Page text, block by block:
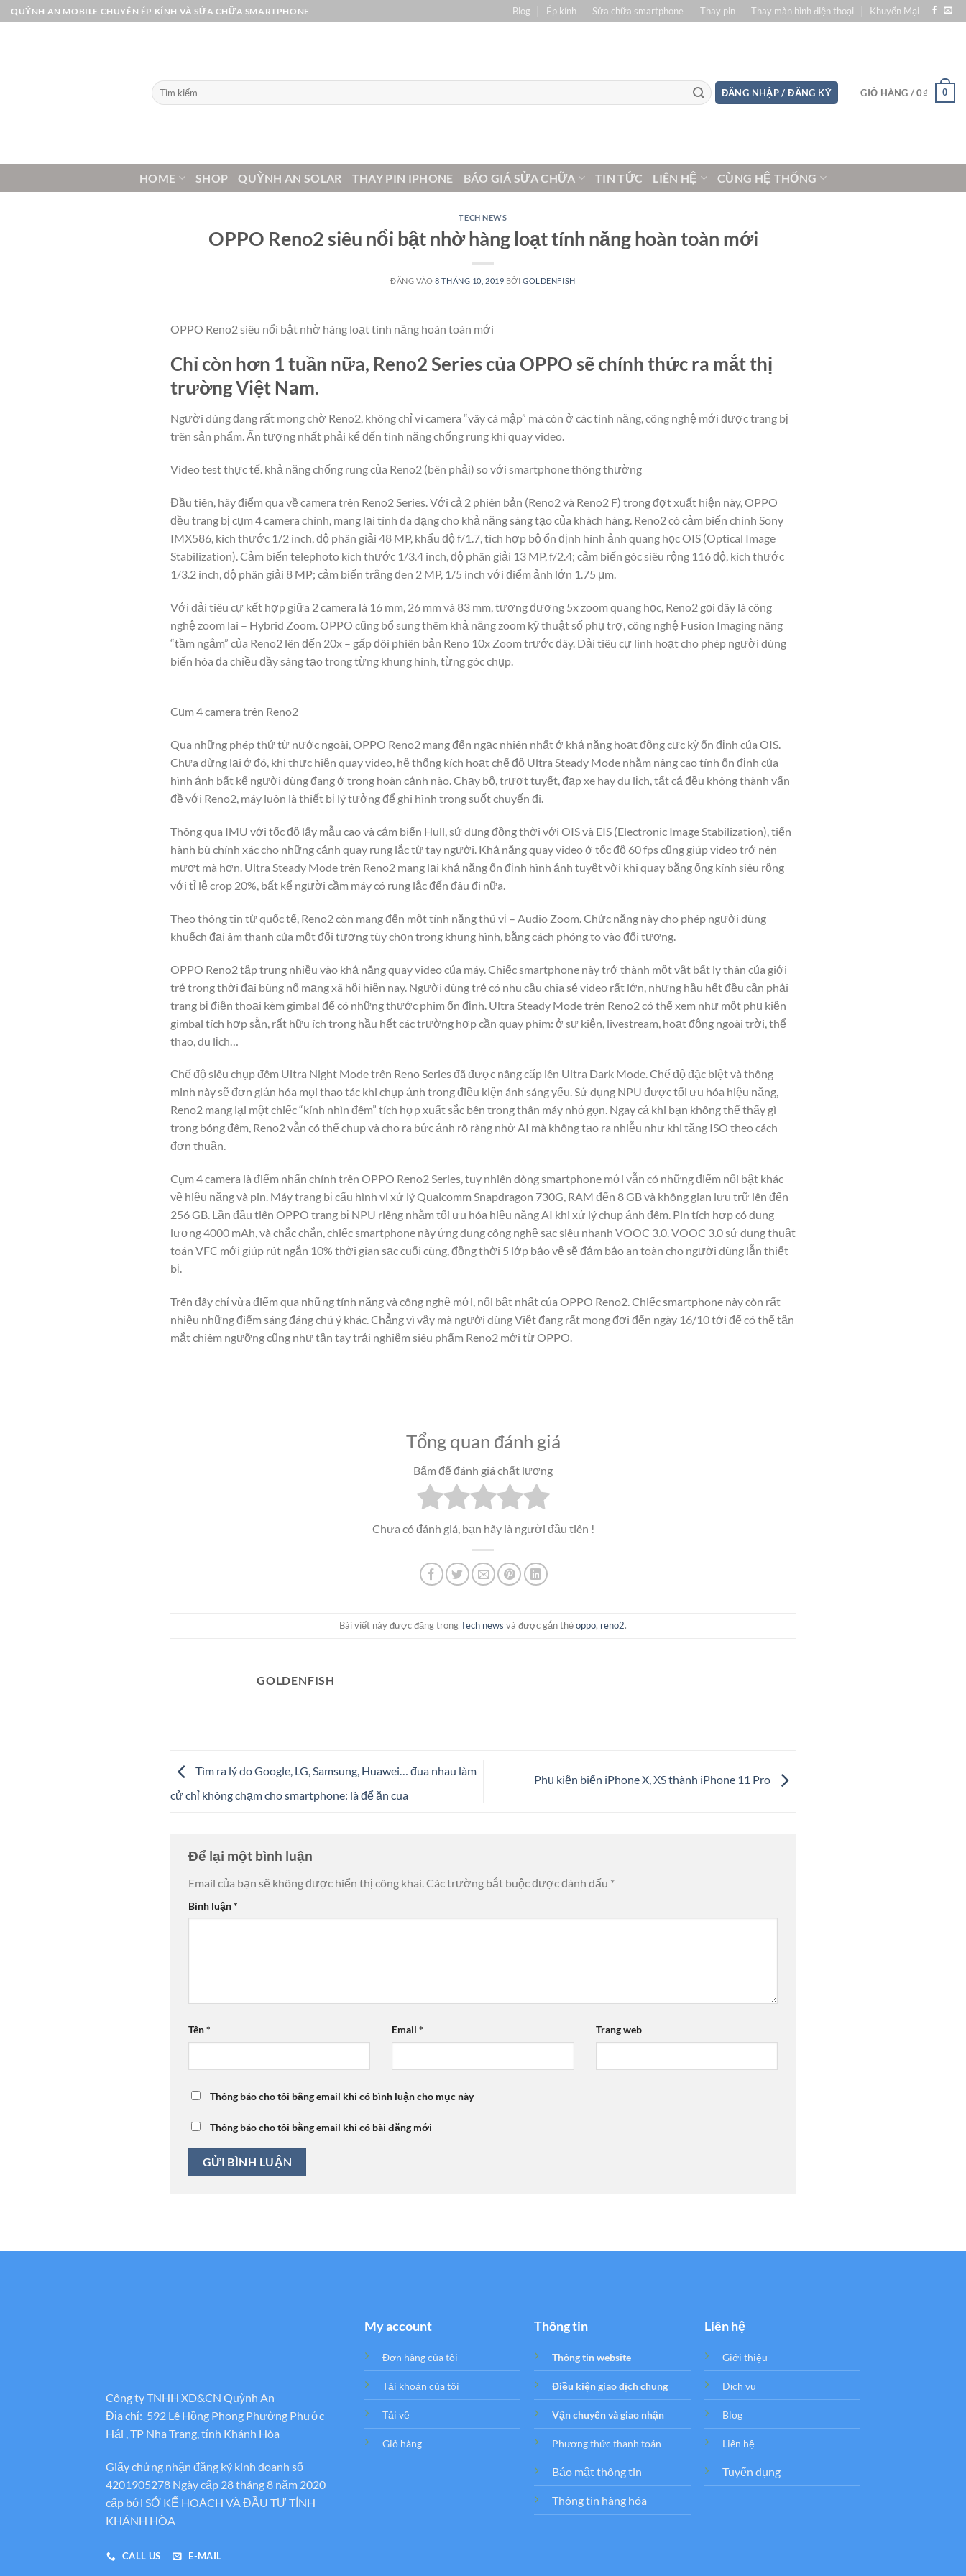
Bỏ
qua
QUỲNH AN MOBILE CHUYÊN ÉP KÍNH VÀ SỬA CHỮA SMARTPHONE Blog Ép kính Sửa chữa smartphone Thay pin Thay màn hình điện thoại Khuyến Mại
Tìm
kiếm:
ĐĂNG NHẬP / ĐĂNG KÝ GIỎ HÀNG /0₫ 0
HOME SHOP QUỲNH AN SOLAR THAY PIN IPHONE BÁO GIÁ SỬA CHỮA TIN TỨC LIÊN HỆ CÙNG HỆ THỐNG
TECH NEWS
OPPO Reno2 siêu nổi bật nhờ hàng loạt tính năng hoàn toàn mới
ĐĂNG VÀO8 THÁNG 10, 2019 BỞIGOLDENFISH
OPPO Reno2 siêu nổi bật nhờ hàng loạt tính năng hoàn toàn mới
Chỉ còn hơn 1 tuần nữa, Reno2 Series của OPPO sẽ chính thức ra mắt thị
trường Việt Nam.
Người dùng đang rất mong chờ Reno2, không chỉ vì camera “vây cá mập” mà còn ở các tính năng, công nghệ mới được trang bị
trên sản phẩm. Ấn tượng nhất phải kể đến tính năng chống rung khi quay video.
Video test thực tế. khả năng chống rung của Reno2 (bên phải) so với smartphone thông thường
Đầu tiên, hãy điểm qua về camera trên Reno2 Series. Với cả 2 phiên bản (Reno2 và Reno2 F) trong đợt xuất hiện này, OPPO
đều trang bị cụm 4 camera chính, mang lại tính đa dạng cho khả năng sáng tạo của khách hàng. Reno2 có cảm biến chính Sony
IMX586, kích thước 1/2 inch, độ phân giải 48 MP, khẩu độ f/1.7, tích hợp bộ ổn định hình ảnh quang học OIS (Optical Image
Stabilization). Cảm biến telephoto kích thước 1/3.4 inch, độ phân giải 13 MP, f/2.4; cảm biến góc siêu rộng 116 độ, kích thước
1/3.2 inch, độ phân giải 8 MP; cảm biến trắng đen 2 MP, 1/5 inch với điểm ảnh lớn 1.75 μm.
Với dải tiêu cự kết hợp giữa 2 camera là 16 mm, 26 mm và 83 mm, tương đương 5x zoom quang học, Reno2 gọi đây là công
nghệ zoom lai – Hybrid Zoom. OPPO cũng bổ sung thêm khả năng zoom kỹ thuật số phụ trợ, công nghệ Fusion Imaging nâng
“tầm ngắm” của Reno2 lên đến 20x – gấp đôi phiên bản Reno 10x Zoom trước đây. Dải tiêu cự linh hoạt cho phép người dùng
biến hóa đa chiều đầy sáng tạo trong từng khung hình, từng góc chụp.
Cụm 4 camera trên Reno2
Qua những phép thử từ nước ngoài, OPPO Reno2 mang đến ngạc nhiên nhất ở khả năng hoạt động cực kỳ ổn định của OIS.
Chưa dừng lại ở đó, khi thực hiện quay video, hệ thống kích hoạt chế độ Ultra Steady Mode nhằm nâng cao tính ổn định của
hình ảnh bất kể người dùng đang ở trong hoàn cảnh nào. Chạy bộ, trượt tuyết, đạp xe hay du lịch, tất cả đều không thành vấn
đề với Reno2, máy luôn là thiết bị lý tưởng để ghi hình trong suốt chuyến đi.
Thông qua IMU với tốc độ lấy mẫu cao và cảm biến Hull, sử dụng đồng thời với OIS và EIS (Electronic Image Stabilization), tiến
hành bù chính xác cho những cảnh quay rung lắc từ tay người. Khả năng quay video ở tốc độ 60 fps cũng giúp video trở nên
mượt mà hơn. Ultra Steady Mode trên Reno2 mang lại khả năng ổn định hình ảnh tuyệt vời khi quay bằng ống kính siêu rộng
với tỉ lệ crop 20%, bất kể người cầm máy có rung lắc đến đâu đi nữa.
Theo thông tin từ quốc tế, Reno2 còn mang đến một tính năng thú vị – Audio Zoom. Chức năng này cho phép người dùng
khuếch đại âm thanh của một đối tượng tùy chọn trong khung hình, bằng cách phóng to vào đối tượng.
OPPO Reno2 tập trung nhiều vào khả năng quay video của máy. Chiếc smartphone này trở thành một vật bất ly thân của giới
trẻ trong thời đại bùng nổ mạng xã hội hiện nay. Người dùng trẻ có nhu cầu chia sẻ video rất lớn, nhưng hầu hết đều cần phải
trang bị điện thoại kèm gimbal để có những thước phim ổn định. Ultra Steady Mode trên Reno2 có thể xem như một phụ kiện
gimbal tích hợp sẵn, rất hữu ích trong hầu hết các trường hợp cần quay phim: ở sự kiện, livestream, hoạt động ngoài trời, thể
thao, du lịch…
Chế độ siêu chụp đêm Ultra Night Mode trên Reno Series đã được nâng cấp lên Ultra Dark Mode. Chế độ đặc biệt và thông
minh này sẽ đơn giản hóa mọi thao tác khi chụp ảnh trong điều kiện ánh sáng yếu. Sử dụng NPU được tối ưu hóa hiệu năng,
Reno2 mang lại một chiếc “kính nhìn đêm” tích hợp xuất sắc bên trong thân máy nhỏ gọn. Ngay cả khi bạn không thể thấy gì
trong bóng đêm, Reno2 vẫn có thể chụp và cho ra bức ảnh rõ ràng nhờ AI mà không tạo ra nhiễu như khi tăng ISO theo cách
đơn thuần.
Cụm 4 camera là điểm nhấn chính trên OPPO Reno2 Series, tuy nhiên dòng smartphone mới vẫn có những điểm nổi bật khác
về hiệu năng và pin. Máy trang bị cấu hình vi xử lý Qualcomm Snapdragon 730G, RAM đến 8 GB và không gian lưu trữ lên đến
256 GB. Lần đầu tiên OPPO trang bị NPU riêng nhằm tối ưu hóa hiệu năng AI khi xử lý chụp ảnh đêm. Pin tích hợp có dung
lượng 4000 mAh, và chắc chắn, chiếc smartphone này ứng dụng công nghệ sạc siêu nhanh VOOC 3.0. VOOC 3.0 sử dụng thuật
toán VFC mới giúp rút ngắn 10% thời gian sạc cuối cùng, đồng thời 5 lớp bảo vệ sẽ đảm bảo an toàn cho người dùng lẫn thiết
bị.
Trên đây chỉ vừa điểm qua những tính năng và công nghệ mới, nổi bật nhất của OPPO Reno2. Chiếc smartphone này còn rất
nhiều những điểm sáng đáng chú ý khác. Chẳng vì vậy mà người dùng Việt đang rất mong đợi đến ngày 16/10 tới để có thể tận
mắt chiêm ngưỡng cũng như tận tay trải nghiệm siêu phẩm Reno2 mới từ OPPO.
Tổng quan đánh giá
Bấm để đánh giá chất lượng
Chưa có đánh giá, bạn hãy là người đầu tiên !
Bài viết này được đăng trongTech news và được gắn thẻoppo, reno2.
GOLDENFISH
Tìm ra lý do Google, LG, Samsung, Huawei… đua nhau làm
cử chỉ không chạm cho smartphone: là để ăn cua
Phụ kiện biến iPhone X, XS thành iPhone 11 Pro
Để lại một bình luận
Email của bạn sẽ không được hiển thị công khai. Các trường bắt buộc được đánh dấu *
Bình luận*
Tên* Email* Trang web
Thông báo cho tôi bằng email khi có bình luận cho mục này
Thông báo cho tôi bằng email khi có bài đăng mới
Công ty TNHH XD&CN Quỳnh An
Địa chỉ: 592 Lê Hồng Phong Phường Phước
Hải , TP Nha Trang, tỉnh Khánh Hòa
Giấy chứng nhận đăng ký kinh doanh số
4201905278 Ngày cấp 28 tháng 8 năm 2020
cấp bới SỞ KẾ HOẠCH VÀ ĐẦU TƯ TỈNH
KHÁNH HÒA
CALL US E-MAIL
My account
Đơn hàng của tôi
Tải khoản của tôi
Tải về
Giỏ hàng
Thông tin
Thông tin website
Điều kiện giao dịch chung
Vận chuyển và giao nhận
Phương thức thanh toán
Bảo mật thông tin
Thông tin hàng hóa
Liên hệ
Giới thiệu
Dịch vụ
Blog
Liên hệ
Tuyển dụng